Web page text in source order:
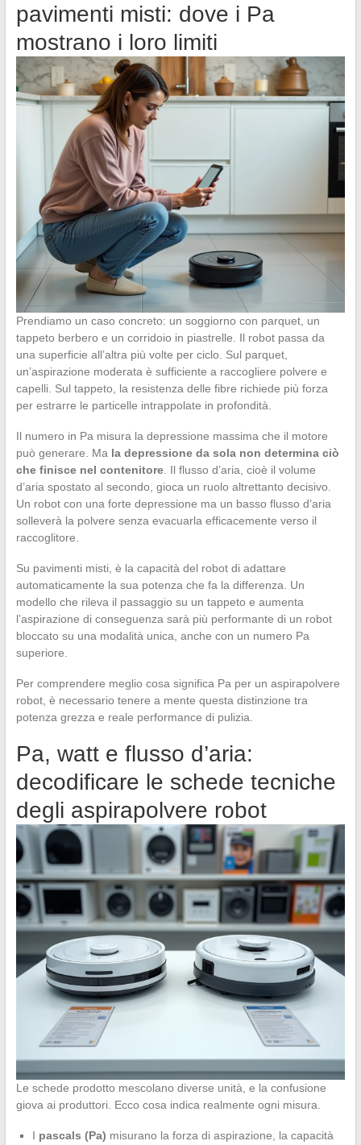
pavimenti misti: dove i Pa
mostrano i loro limiti
Prendiamo un caso concreto: un soggiorno con parquet, un
tappeto berbero e un corridoio in piastrelle. Il robot passa da
una superficie all’altra più volte per ciclo. Sul parquet,
un’aspirazione moderata è sufficiente a raccogliere polvere e
capelli. Sul tappeto, la resistenza delle fibre richiede più forza
per estrarre le particelle intrappolate in profondità.
Il numero in Pa misura la depressione massima che il motore
può generare. Ma la depressione da sola non determina ciò
che finisce nel contenitore. Il flusso d’aria, cioè il volume
d’aria spostato al secondo, gioca un ruolo altrettanto decisivo.
Un robot con una forte depressione ma un basso flusso d’aria
solleverà la polvere senza evacuarla efficacemente verso il
raccoglitore.
Su pavimenti misti, è la capacità del robot di adattare
automaticamente la sua potenza che fa la differenza. Un
modello che rileva il passaggio su un tappeto e aumenta
l’aspirazione di conseguenza sarà più performante di un robot
bloccato su una modalità unica, anche con un numero Pa
superiore.
Per comprendere meglio cosa significa Pa per un aspirapolvere
robot, è necessario tenere a mente questa distinzione tra
potenza grezza e reale performance di pulizia.
Pa, watt e flusso d’aria:
decodificare le schede tecniche
degli aspirapolvere robot
Le schede prodotto mescolano diverse unità, e la confusione
giova ai produttori. Ecco cosa indica realmente ogni misura.
I pascals (Pa) misurano la forza di aspirazione, la capacità